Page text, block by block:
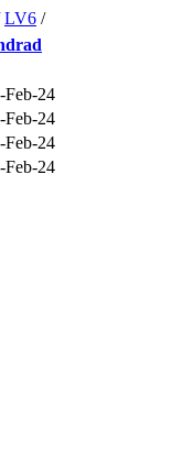
LV6 /
Feb-24
Feb-24
Feb-24
Feb-24